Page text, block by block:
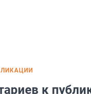
к